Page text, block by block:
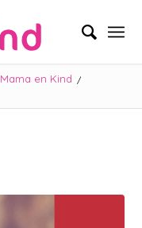
Mama en Kind /